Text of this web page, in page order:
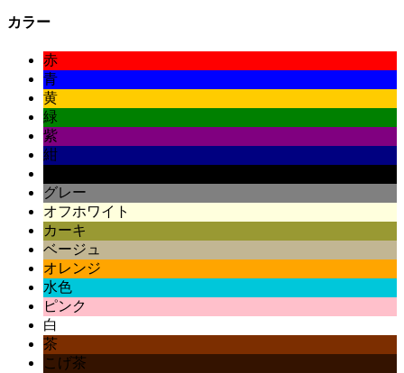
カラー
赤
青
黄
緑
紫
紺
グレー
オフホワイト
カーキ
ベージュ
オレンジ
水色
ピンク
白
茶
こげ茶